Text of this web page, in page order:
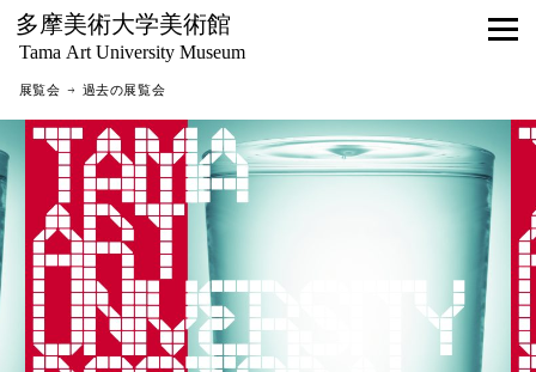
多摩美術大学美術館
Tama Art University Museum
展覧会 → 過去の展覧会